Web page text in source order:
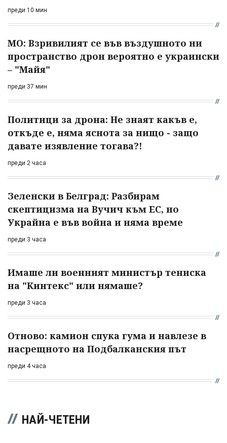
преди 10 мин
МО: Взривилият се във въздушното ни
пространство дрон вероятно е украински
– "Майя"
преди 37 мин
Политици за дрона: Не знаят какъв е,
откъде е, няма яснота за нищо - защо
давате изявление тогава?!
преди 2 часа
Зеленски в Белград: Разбирам
скептицизма на Вучич към ЕС, но
Украйна е във война и няма време
преди 3 часа
Имаше ли военният министър тениска
на "Кинтекс" или нямаше?
преди 3 часа
Отново: камион спука гума и навлезе в
насрещното на Подбалканския път
преди 4 часа
НАЙ-ЧЕТЕНИ